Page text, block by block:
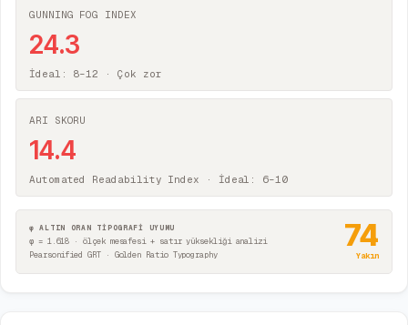
GUNNING FOG INDEX
24.3
İdeal: 8–12 · Çok zor
ARI SKORU
14.4
Automated Readability Index · İdeal: 6–10
φ ALTIN ORAN TİPOGRAFİ UYUMU
φ = 1.618 · ölçek mesafesi + satır yüksekliği analizi
Pearsonified GRT · Golden Ratio Typography
74
Yakın